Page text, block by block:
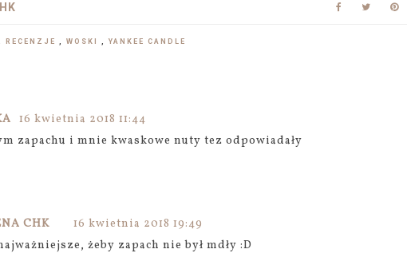
RECENZJE , WOSKI , YANKEE CANDLE
16 kwietnia 2018 11:44
zapachu i mnie kwaskowe nuty tez odpowiadały
CHK
16 kwietnia 2018 19:49
żeby zapach nie był mdły :D